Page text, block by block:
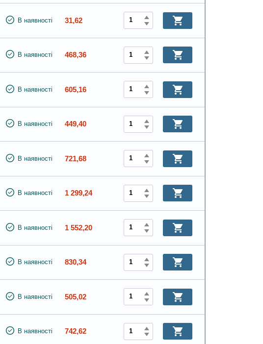
В наявності 31,62
В наявності 468,36
В наявності 605,16
В наявності 449,40
В наявності 721,68
В наявності 1 299,24
В наявності 1 552,20
В наявності 830,34
В наявності 505,02
В наявності 742,62